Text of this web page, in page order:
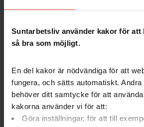
Suntarbetsliv använder kakor för att
så bra som möjligt.
En del kakor är nödvändiga för att
fungera, och sätts automatiskt.
behöver ditt samtycke för att
kakorna använder vi för att:
Göra inställningar, för att till
arbetsplatser.
– Vi har märkt att medarbetarna har
när belysningen är bra. Dessutom drar
Slutligen har man också arbetat aktivt
man vet kan vara stressande för
ljuddämpande material, men också
som samtal och mobilelefonsignaler.
– Vi har jobbat mycket med